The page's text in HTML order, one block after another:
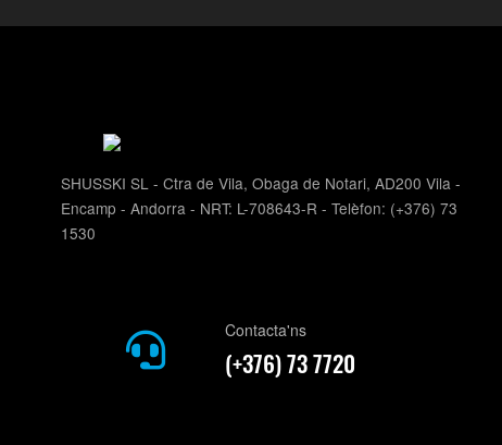
SHUSSKI SL - Ctra de Vila, Obaga de Notari, AD200 Vila -
Encamp - Andorra - NRT: L-708643-R - Telèfon: (+376) 73
1530
Contacta'ns
(+376) 73 7720